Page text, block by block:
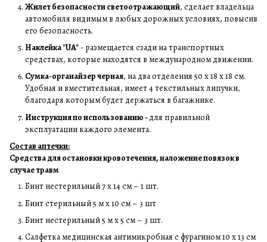
Жилет безопасности светоотражающий, сделает владельца
автомобиля видимым в любых дорожных условиях, повысив
его безопасность.
Наклейка "UA" - размещается сзади на транспортных
средствах, которые находятся в международном движении.
Сумка-органайзер черная, на два отделения 50 х 18 х 18 см.
Удобная и вместительная, имеет 4 текстильных липучки,
благодаря которым будет держаться в багажнике.
Инструкция по использованию -для правильной
эксплуатации каждого элемента.
Состав аптечки:
Средства для остановки кровотечения, наложение повязок в
случае травм
Бинт нестерильный 7 х 14 см – 1 шт.
Бинт стерильный 5 м х 10 см – 3 шт
Бинт нестерильный 5 м х 5 см – 3 шт.
Салфетка медицинская антимикробная с фурагином 10 х 13 см